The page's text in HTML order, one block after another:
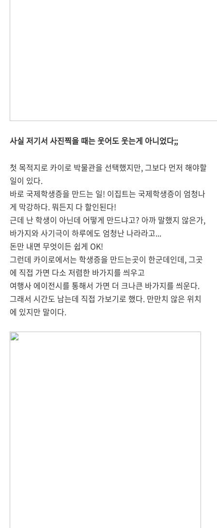
사실 저기서 사진찍을 때는 웃어도 웃는게 아니었다;;
첫 목적지로 카이로 박물관을 선택했지만, 그보다 먼저 해야할
일이 있다.
바로 국제학생증을 만드는 일! 이집트는 국제학생증이 엄청나
게 막강하다. 뭐든지 다 할인된다!
근데 난 학생이 아닌데 어떻게 만드냐고? 아까 말했지 않은가,
바가지와 사기극이 하루에도 엄청난 나라라고...
돈만 내면 무엇이든 쉽게 OK!
그런데 카이로에서는 학생증을 만드는곳이 한군데인데, 그곳
에 직접 가면 다소 저렴한 바가지를 씌우고
여행사 에이전시를 통해서 가면 더 크나큰 바가지를 씌운다.
그래서 시간도 남는데 직접 가보기로 했다. 만만치 않은 위치
에 있지만 말이다.